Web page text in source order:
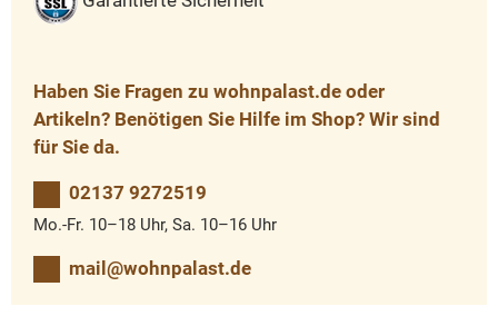
Haben Sie Fragen zu wohnpalast.de oder
Artikeln? Benötigen Sie Hilfe im Shop? Wir sind
für Sie da.
02137 9272519
Mo.-Fr. 10–18 Uhr, Sa. 10–16 Uhr
mail@wohnpalast.de